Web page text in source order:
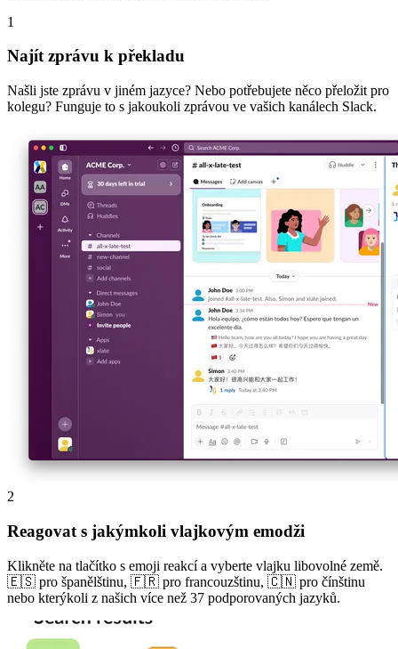
1
Najít zprávu k překladu
Našli jste zprávu v jiném jazyce? Nebo potřebujete něco přeložit pro
kolegu? Funguje to s jakoukoli zprávou ve vašich kanálech Slack.
2
Reagovat s jakýmkoli vlajkovým emodži
Klikněte na tlačítko s emoji reakcí a vyberte vlajku libovolné země.
🇪🇸 pro španělštinu, 🇫🇷 pro francouzštinu, 🇨🇳 pro čínštinu
nebo kterýkoli z našich více než 37 podporovaných jazyků.